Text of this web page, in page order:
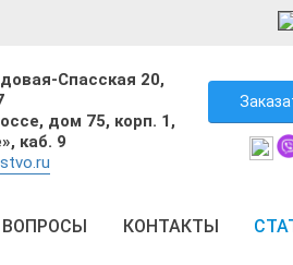
Спасская 20,
дом 75, корп. 1,
каб. 9
КОНТАКТЫ